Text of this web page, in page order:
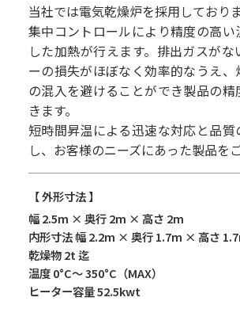
当社では電気乾燥炉を採用しておりま
集中コントロールにより精度の高い
した加熱が行えます。排出ガスが
ーの損失がほぼなく効率的なうえ
の混入を避けることができ製品の精
きます。
短時間昇温による迅速な対応と品質
し、お客様のニーズにあった製品を
【 外形寸法 】
幅 2.5m × 奥行 2m × 高さ 2m
内形寸法 幅 2.2m × 奥行 1.7m × 高さ
乾燥物 2t 迄
温度 0°C～ 350°C（MAX）
ヒーター容量 52.5kwt